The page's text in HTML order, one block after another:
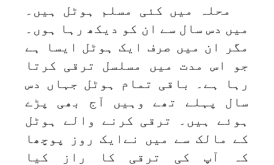
محلہ میں کئی مسلم ہوٹل ہیں۔
میں دس سال سے ان کو دیکھ رہا ہوں۔
مگر ان میں صرف ایک ہوٹل ایسا ہے
جو اس مدت میں مسلسل ترقی کرتا
رہا ہے۔ باقی تمام ہوٹل جہاں دس
سال پہلے تھے وہیں آج بھی پڑے
ہوئے ہیں۔ ترقی کرنے والے ہوٹل
کے مالک سے میں نےایک روز پوچھا
کہ آپ کی ترقی کا راز کیا